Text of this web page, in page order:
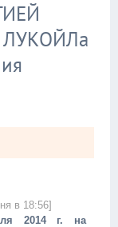
ЛУКОЙЛа
в 18:56]
2014 г. на